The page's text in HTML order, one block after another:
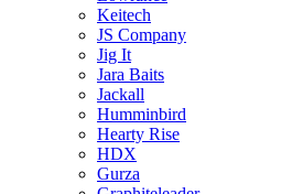
Keitech
JS Company
Jig It
Jara Baits
Jackall
Humminbird
Hearty Rise
HDX
Gurza